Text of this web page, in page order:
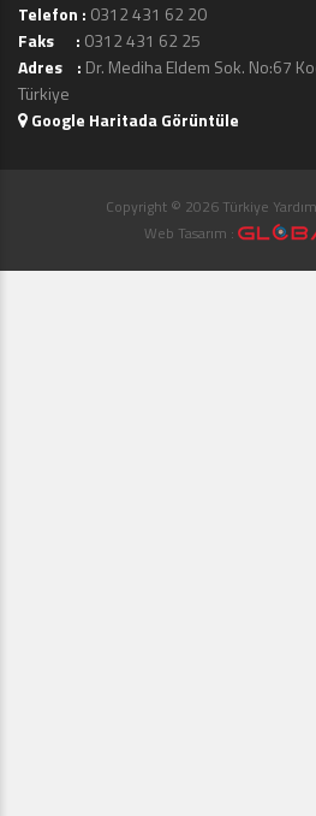
Telefon : 0312 431 62 20
Faks : 0312 431 62 25
Adres : Dr. Mediha Eldem Sok. No:67
Türkiye
Google Haritada Görüntüle
Copyright © 2026 Türkiye
Web Tasarım :